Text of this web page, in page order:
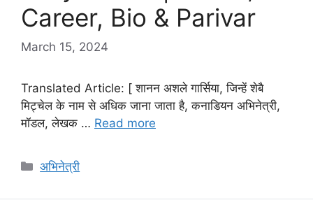
Career, Bio & Parivar
March 15, 2024
Translated Article: [ शानन अशले गार्सिया, जिन्हें शेबै
मिट्चेल के नाम से अधिक जाना जाता है, कनाडियन अभिनेत्री,
मॉडल, लेखक … Read more
Categories
अभिनेत्री